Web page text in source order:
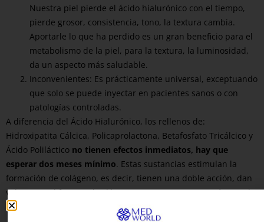
Nuestra piel pierde el ácido hialurónico con el tiempo,
pierde grosor, consistencia, tono, la textura cambia.
Aportarle lo que ha perdido es un gran beneficio para el
metabolismo de la piel, para la textura, la luminosidad,
da un aspecto más saludable.
Inconvenientes: Es prácticamente universal, exceptuando
que solo se puede inyectar en pacientes sanos o con
patologías controladas.
A diferencia del Ácido Hialurónico, los rellenos de:
Hidroxipatita Cálcica, Policaprolactona, Betafosfato Tricálcico y
Ácido Poliláctico no tienen efectos inmediatos, hay que
esperar dos meses mínimo. Estas sustancias estimulan la
formación de colágeno, es decir, tienen una doble acción, dan
volumen y al formar el colágeno tenemos un mayor número de
células que también rellenan.